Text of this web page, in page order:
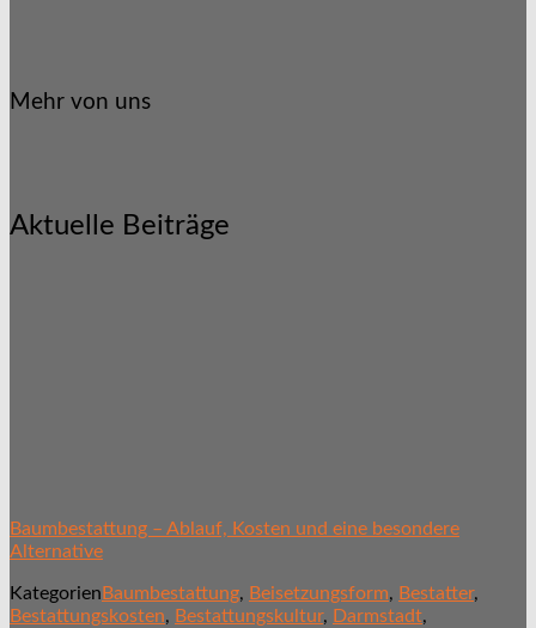
Mehr von uns
Aktuelle Beiträge
Baumbestattung – Ablauf, Kosten und eine besondere
Alternative
Kategorien Baumbestattung, Beisetzungsform, Bestatter,
Bestattungskosten, Bestattungskultur, Darmstadt,